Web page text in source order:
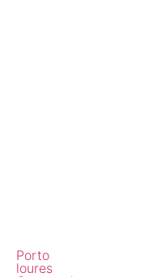
Porto
loures